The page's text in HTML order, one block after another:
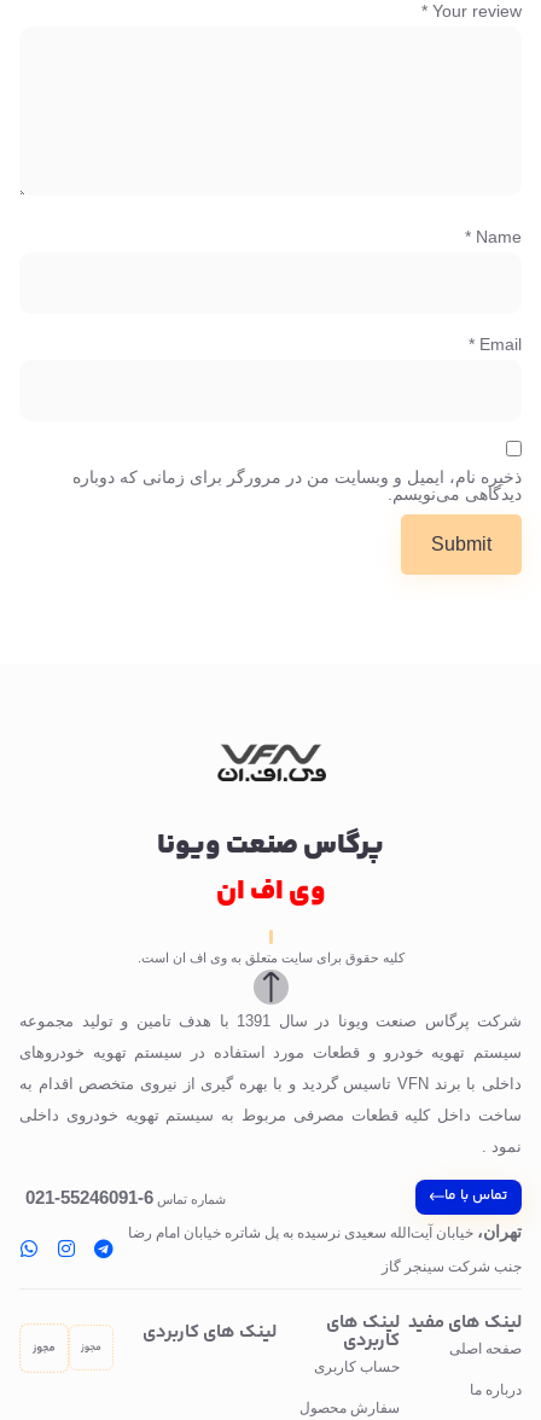
Your review
*
Name
*
Email
*
ذخیره نام، ایمیل و وبسایت من در مرورگر برای زمانی که دوباره
دیدگاهی می‌نویسم.
پرگاس صنعت ویونا
وی اف ان
کلیه حقوق برای سایت متعلق به وی اف ان است.
شرکت پرگاس صنعت ویونا در سال 1391 با هدف تامین و تولید مجموعه
سیستم تهویه خودرو و قطعات مورد استفاده در سیستم تهویه خودروهای
داخلی با برند VFN تاسیس گردید و با بهره گیری از نیروی متخصص اقدام به
ساخت داخل کلیه قطعات مصرفی مربوط به سیستم تهویه خودروی داخلی
نمود .
تماس با ما شماره تماس 6-55246091-021
تهران، خیابان آیت‌الله سعیدی نرسیده به پل‌ شاتره خیابان امام رضا
جنب شرکت سینجر گاز
لینک های مفید
صفحه اصلی
درباره ما
لینک های
کاربردی
حساب کاربری
سفارش محصول
لینک های کاربردی